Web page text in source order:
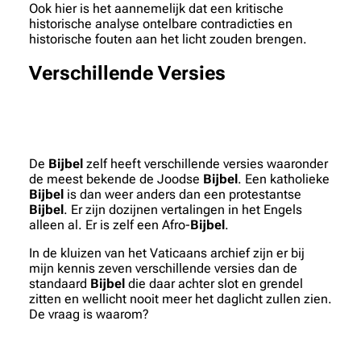
Ook hier is het aannemelijk dat een kritische
historische analyse ontelbare contradicties en
historische fouten aan het licht zouden brengen.
Verschillende Versies
De Bijbel zelf heeft verschillende versies waaronder
de meest bekende de Joodse Bijbel. Een katholieke
Bijbel is dan weer anders dan een protestantse
Bijbel. Er zijn dozijnen vertalingen in het Engels
alleen al. Er is zelf een Afro-Bijbel.
In de kluizen van het Vaticaans archief zijn er bij
mijn kennis zeven verschillende versies dan de
standaard Bijbel die daar achter slot en grendel
zitten en wellicht nooit meer het daglicht zullen zien.
De vraag is waarom?